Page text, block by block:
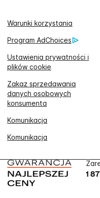
Warunki korzystania
Program AdChoices
Ustawienia prywatności i
plików cookie
Zakaz sprzedawania
danych osobowych
konsumenta
Komunikacja
Komunikacja
1